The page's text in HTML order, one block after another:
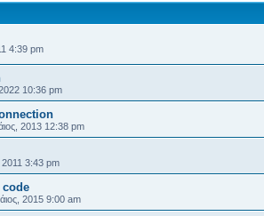
4:39 pm
10:36 pm
2013 12:38 pm
3:43 pm
2015 9:00 am